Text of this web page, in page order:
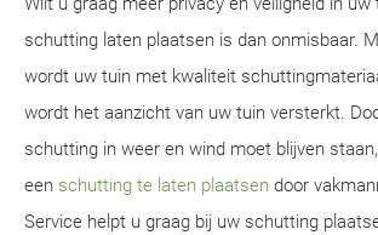
schutting laten plaatsen is dan onmisbaar.
wordt uw tuin met kwaliteit
wordt het aanzicht van uw tuin versterkt.
schutting in weer en wind moet blijven
een schutting te laten plaatsen door
Service helpt u graag bij uw schutting